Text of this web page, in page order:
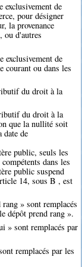
exclusivement de
pour désigner
la provenance
ou d'autres
exclusivement de
courant ou dans les
du droit à la
du droit à la
que la nullité soit
date de
public, seuls les
dans les
public suspend
14, sous B , est
» sont remplacés
dépôt prend rang ».
» sont remplacés par
remplacés par les